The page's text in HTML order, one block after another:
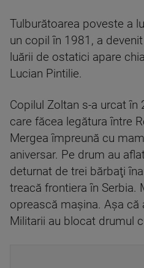
Tulburătoarea poveste a
un copil în 1981, a
luării de ostatici apare
Lucian Pintilie.
Copilul Zoltan s-a urcat în
care făcea legătura între
Mergea împreună cu
aniversar. Pe drum au
deturnat de trei bărbaţi
treacă frontiera în Serbia.
oprească maşina. Aşa că
Militarii au blocat drumul